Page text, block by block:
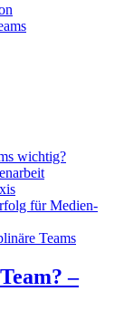
wichtig?
für Medien-
Teams
–